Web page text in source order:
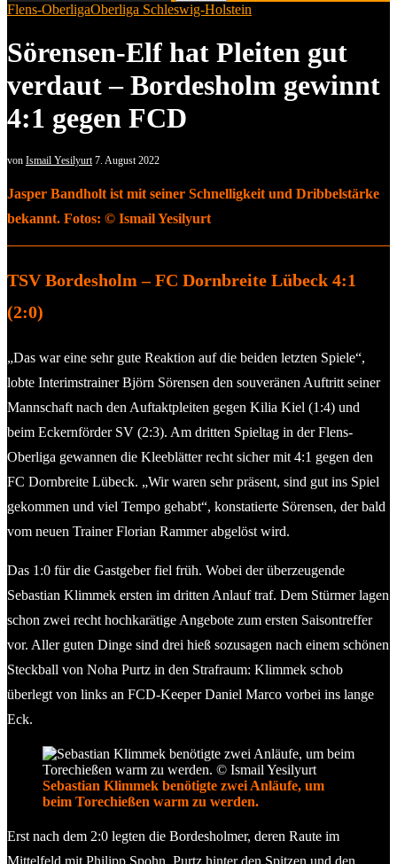
Flens-OberligaOberliga Schleswig-Holstein
Sörensen-Elf hat Pleiten gut
verdaut – Bordesholm gewinnt
4:1 gegen FCD
von Ismail Yesilyurt 7. August 2022
Jasper Bandholt ist mit seiner Schnelligkeit und Dribbelstärke
bekannt. Fotos: © Ismail Yesilyurt
TSV Bordesholm – FC Dornbreite Lübeck 4:1
(2:0)
„Das war eine sehr gute Reaktion auf die beiden letzten Spiele“,
lobte Interimstrainer Björn Sörensen den souveränen Auftritt seiner
Mannschaft nach den Auftaktpleiten gegen Kilia Kiel (1:4) und
beim Eckernförder SV (2:3). Am dritten Spieltag in der Flens-
Oberliga gewannen die Kleeblätter recht sicher mit 4:1 gegen den
FC Dornbreite Lübeck. „Wir waren sehr präsent, sind gut ins Spiel
gekommen und viel Tempo gehabt“, konstatierte Sörensen, der bald
vom neuen Trainer Florian Rammer abgelöst wird.
Das 1:0 für die Gastgeber fiel früh. Wobei der überzeugende
Sebastian Klimmek ersten im dritten Anlauf traf. Dem Stürmer lagen
schon zwei recht hochkarätige Angebote zum ersten Saisontreffer
vor. Aller guten Dinge sind drei hieß sozusagen nach einem schönen
Steckball von Noha Purtz in den Strafraum: Klimmek schob
überlegt von links an FCD-Keeper Daniel Marco vorbei ins lange
Eck.
Sebastian Klimmek benötigte zwei Anläufe, um
beim Torechießen warm zu werden.
Erst nach dem 2:0 legten die Bordesholmer, deren Raute im
Mittelfeld mit Philipp Spohn, Purtz hinter den Spitzen und den